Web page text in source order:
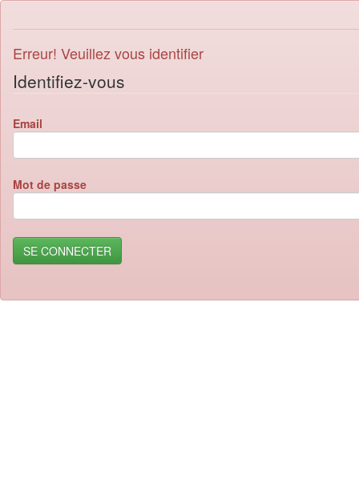
Erreur! Veuillez vous identifier
Identifiez-vous
Email
Mot de passe
SE CONNECTER